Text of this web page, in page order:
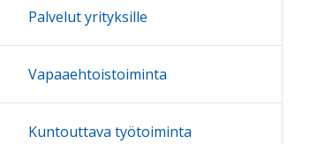
Palvelut yrityksille
Vapaaehtoistoiminta
Kuntouttava työtoiminta